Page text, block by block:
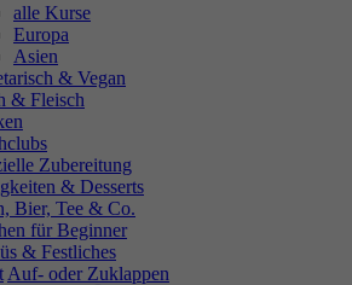
alle Kurse
Europa
Asien
& Vegan
& Fleisch
Zubereitung
& Desserts
Bier, Tee & Co.
für Beginner
& Festliches
Auf- oder Zuklappen